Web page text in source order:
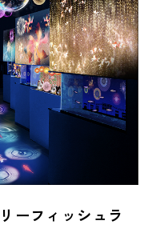
ーフィッシュラ